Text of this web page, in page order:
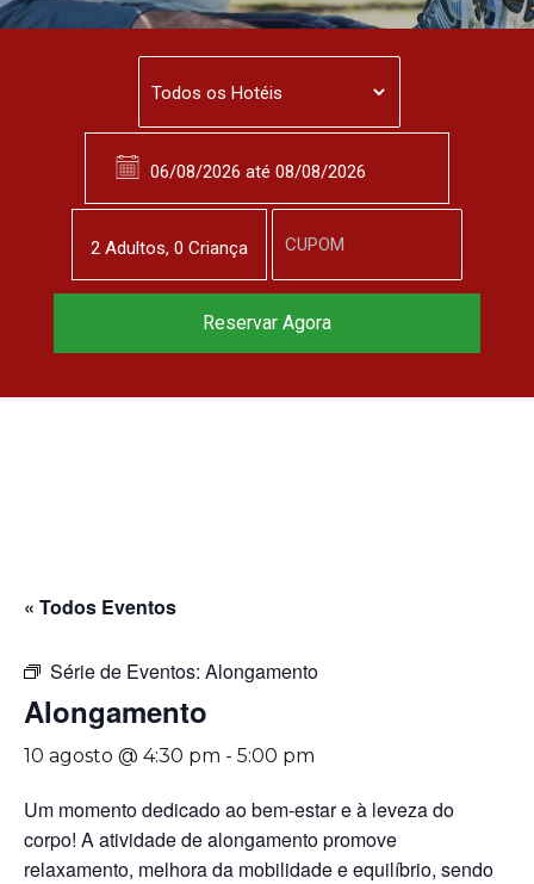
« Todos Eventos
Série de Eventos: Alongamento
Alongamento
10 agosto @ 4:30 pm - 5:00 pm
Um momento dedicado ao bem-estar e à leveza do
corpo! A atividade de alongamento promove
relaxamento, melhora da mobilidade e equilíbrio, sendo
2 Adultos, 0 Criança
Reservar Agora